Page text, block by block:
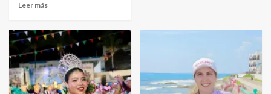
Leer más